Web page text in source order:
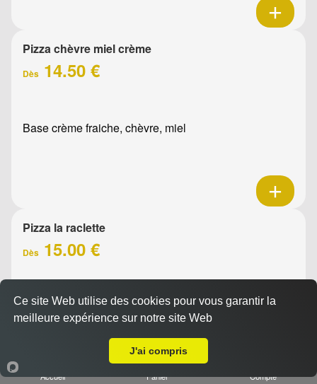
Pizza chèvre miel crème
Dès 14.50 €
Base crème fraiche, chèvre, miel
Pizza la raclette
Dès 15.00 €
Base crème fraîche, raclette, jambon, oignons confits,
emmental, olives
Accueil Panier Compte
Ce site Web utilise des cookies pour vous garantir la
meilleure expérience sur notre site Web
J'ai compris